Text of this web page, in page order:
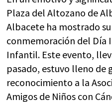
Plaza del Altozano de
Albacete ha mostrado
conmemoración del Día
Infantil. Este evento,
pasado, estuvo lleno de
reconocimiento a la
Amigos de Niños con